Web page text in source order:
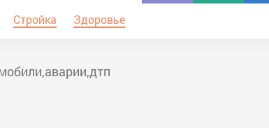
Стройка Здоровье